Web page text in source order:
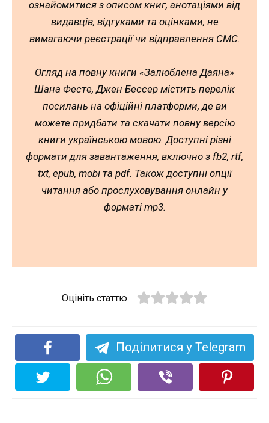
ознайомитися з описом книг, анотаціями від
видавців, відгуками та оцінками, не
вимагаючи реєстрації чи відправлення СМС.
Огляд на повну книги «Залюблена Даяна»
Шана Фестe, Джен Бессер містить перелік
посилань на офіційні платформи, де ви
можете придбати та скачати повну версію
книги українською мовою. Доступні різні
формати для завантаження, включно з fb2, rtf,
txt, epub, mobi та pdf. Також доступні опції
читання або прослуховування онлайн у
форматі mp3.
Оцініть статтю
Поділитися у Telegram